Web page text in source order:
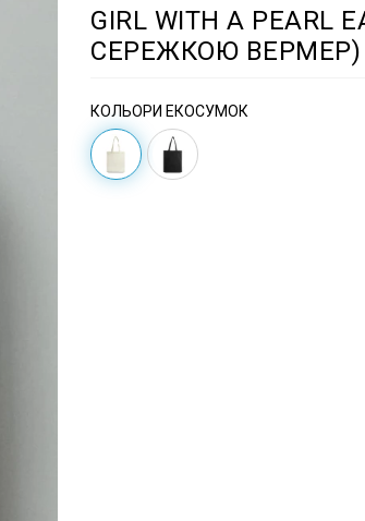
GIRL WITH A
СЕРЕЖКОЮ ВЕРМЕР)
КОЛЬОРИ ЕКОСУМОК